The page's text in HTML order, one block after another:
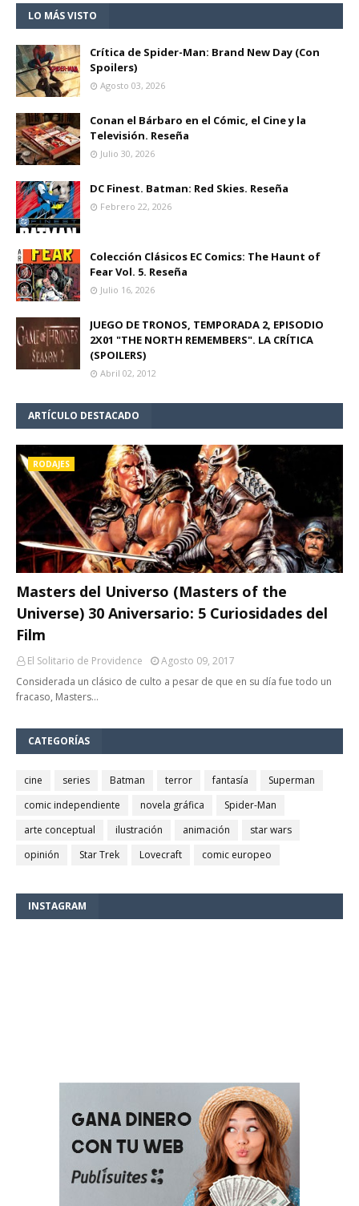
LO MÁS VISTO
Crítica de Spider-Man: Brand New Day (Con
Spoilers)
Agosto 03, 2026
Conan el Bárbaro en el Cómic, el Cine y la
Televisión. Reseña
Julio 30, 2026
DC Finest. Batman: Red Skies. Reseña
Febrero 22, 2026
Colección Clásicos EC Comics: The Haunt of
Fear Vol. 5. Reseña
Julio 16, 2026
JUEGO DE TRONOS, TEMPORADA 2, EPISODIO
2X01 "THE NORTH REMEMBERS". LA CRÍTICA
(SPOILERS)
Abril 02, 2012
ARTÍCULO DESTACADO
RODAJES
Masters del Universo (Masters of the
Universe) 30 Aniversario: 5 Curiosidades del
Film
El Solitario de Providence
Agosto 09, 2017
Considerada un clásico de culto a pesar de que en su día fue todo un
fracaso, Masters…
CATEGORÍAS
cine series Batman terror fantasía
Superman
comic independiente
novela gráfica
Spider-Man
arte conceptual
ilustración animación
star wars
opinión
Star Trek Lovecraft comic europeo
INSTAGRAM